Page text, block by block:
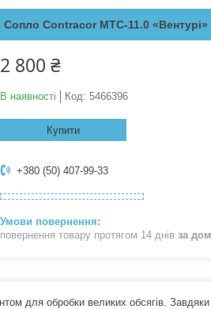
Сопло Contracor MTC-11.0 «Вентурі»
2 800 ₴
В наявності Код: 5466396
Купити
+380 (50) 407-99-33
повернення товару протягом 14 днів за
для обробки великих обсягів. Завдяки